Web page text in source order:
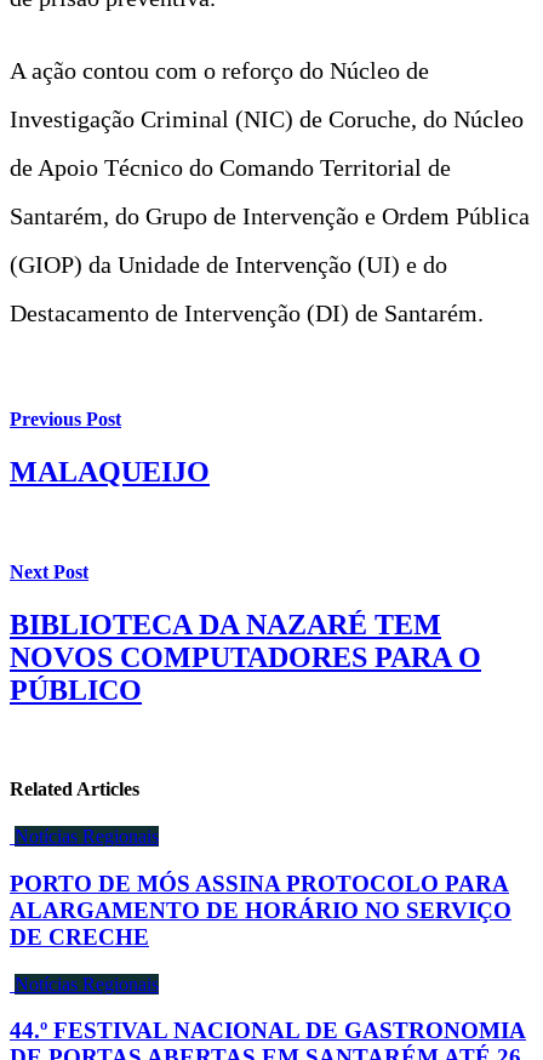
A ação contou com o reforço do Núcleo de
Investigação Criminal (NIC) de Coruche, do Núcleo
de Apoio Técnico do Comando Territorial de
Santarém, do Grupo de Intervenção e Ordem Pública
(GIOP) da Unidade de Intervenção (UI) e do
Destacamento de Intervenção (DI) de Santarém.
Previous Post
MALAQUEIJO
Next Post
BIBLIOTECA DA NAZARÉ TEM
NOVOS COMPUTADORES PARA O
PÚBLICO
Related Articles
Notícias Regionais
PORTO DE MÓS ASSINA PROTOCOLO PARA
ALARGAMENTO DE HORÁRIO NO SERVIÇO
DE CRECHE
Notícias Regionais
44.º FESTIVAL NACIONAL DE GASTRONOMIA